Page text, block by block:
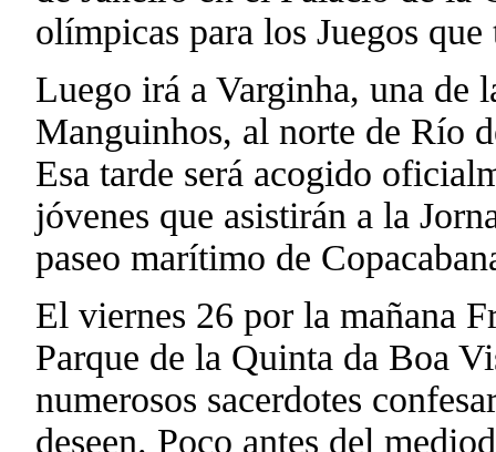
olímpicas para los Juegos
Luego irá a Varginha, una de
Manguinhos, al norte de Río
Esa tarde será acogido
jóvenes que asistirán a la
paseo marítimo de
El viernes 26 por la mañana
Parque de la Quinta da Boa
numerosos sacerdotes
deseen. Poco antes del